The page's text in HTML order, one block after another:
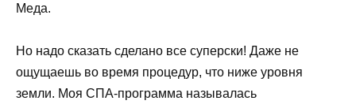
Меда.
Но надо сказать сделано все суперски! Даже не
ощущаешь во время процедур, что ниже уровня
земли. Моя СПА-программа называлась